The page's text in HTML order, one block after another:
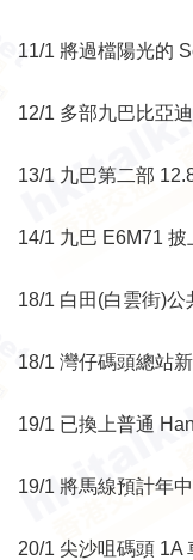
11/1 將過檔陽光的
12/1 多部九巴比亞
13/1 九巴第二部
14/1 九巴 E6M71
18/1 白田(白雲街)公
18/1 灣仔碼頭總站
19/1 已換上普通
19/1 將馬線預計年
20/1 尖沙咀碼頭 1A